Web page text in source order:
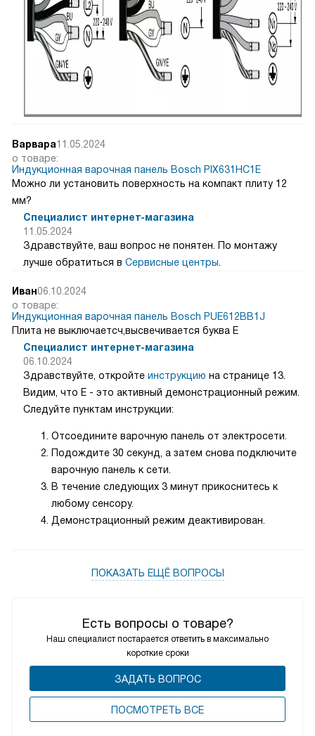
Есть вопросы о товаре?
Наш специалист постарается ответить в максимально
короткие сроки
ЗАДАТЬ ВОПРОС
ПОCМОТРЕТЬ ВСЕ
Варвара11.05.2024
о товаре:
Индукционная варочная панель Bosch PIX631HC1E
Можно ли установить поверхность на компакт плиту 12
мм?
Специалист интернет-магазина
11.05.2024
Здравствуйте, ваш вопрос не понятен. По монтажу
лучше обратиться в Сервисные центры
Иван06.10.2024
о товаре:
Индукционная варочная панель Bosch PUE612BB1J
Плита не выключаетсч,высвечивается буква Е
Специалист интернет-магазина
06.10.2024
Здравствуйте, откройте инструкцию на странице 13.
Видим, что E - это активный демонстрационный режим.
Следуйте пунктам инструкции:
Отсоедините варочную панель от электросети.
Подождите 30 секунд, а затем снова подключите
варочную панель к сети.
В течение следующих 3 минут прикоснитесь к
любому сенсору.
Демонстрационный режим деактивирован.
ПОКАЗАТЬ ЕЩЁ ВОПРОСЫ